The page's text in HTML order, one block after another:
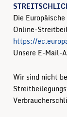
Die
Online-
https://
Unsere E-Mail-
Wir sind nicht